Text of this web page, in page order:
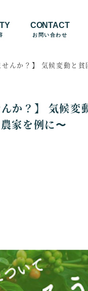
CONTACT
お問い合わせ
んか？】 気候変動と貧
か？】 気候変
家を例に〜